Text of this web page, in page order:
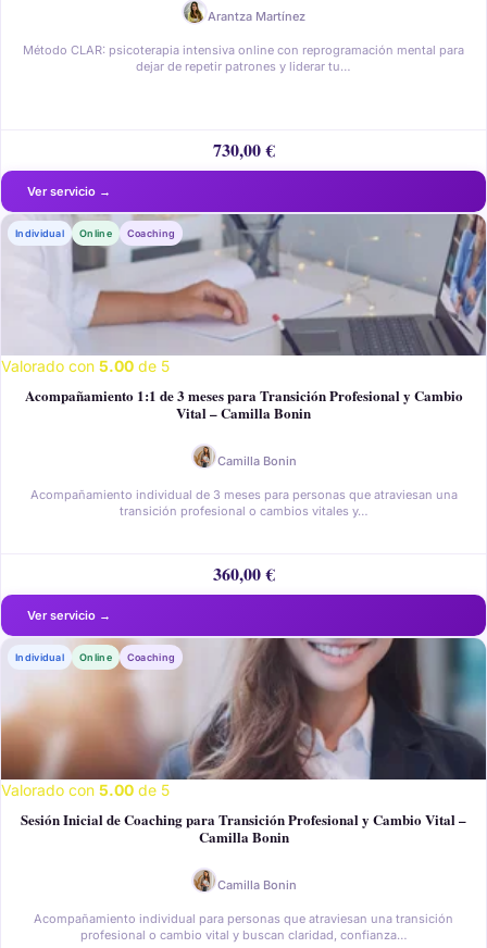
Arantza Martínez
730,00€
Método CLAR: psicoterapia intensiva online con reprogramación mental para
dejar de repetir patrones y liderar tu…
Individual Online Coaching
Acompañamiento 1:1 de 3 meses para Transición Profesional y Cambio
Vital – Camilla Bonin
Valorado con 5.00 de 5
Camilla Bonin
360,00€
Acompañamiento individual de 3 meses para personas que atraviesan una
transición profesional o cambios vitales y…
Individual Online Coaching
Sesión Inicial de Coaching para Transición Profesional y Cambio Vital –
Camilla Bonin
Valorado con 5.00 de 5
Camilla Bonin
Acompañamiento individual para personas que atraviesan una transición
profesional o cambio vital y buscan claridad, confianza…